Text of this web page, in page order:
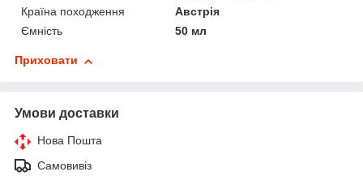
Країна походження
Австрія
Ємність
50 мл
Приховати
Умови доставки
Нова Пошта
Самовивіз